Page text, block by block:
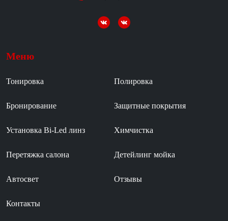
Меню
Тонировка Полировка
Бронирование Защитные покрытия
Установка Bi-Led линз Химчистка
Перетяжка салона Детейлинг мойка
Автосвет Отзывы
Контакты